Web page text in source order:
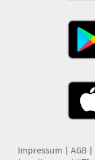
Impressum AGB